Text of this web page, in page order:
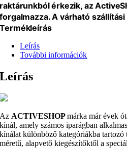
raktárunkból érkezik, az
forgalmazza. A várható
Termékleírás
Leírás
További információk
Leírás
Az ACTIVESHOPmárka már évek
kínál, amely számos iparágban
kínálat különböző kategóriákba tartozó
méretű, alapvető kiegészítőktől a